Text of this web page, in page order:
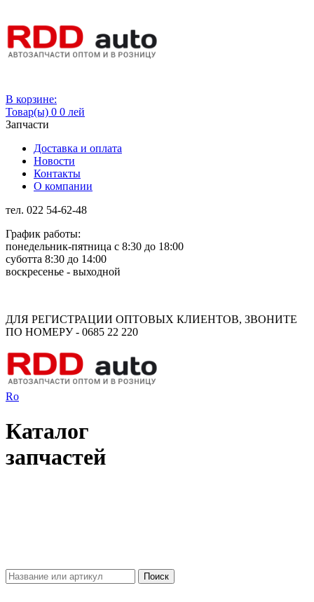
В корзине:
Товар(ы) 0 0 лей
Запчасти
Доставка и оплата
Новости
Контакты
О компании
тел. 022 54-62-48
График работы:
понедельник-пятница с 8:30 до 18:00
суботта 8:30 до 14:00
воскресенье - выходной
ДЛЯ РЕГИСТРАЦИИ ОПТОВЫХ КЛИЕНТОВ, ЗВОНИТЕ
ПО НОМЕРУ - 0685 22 220
Ro
Каталог
запчастей